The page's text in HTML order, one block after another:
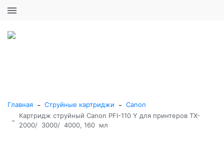
Главная - Струйные картриджи - Canon
-
Картридж струйный Canon PFI-110 Y для принтеров TX-
2000/ 3000/ 4000, 160 мл